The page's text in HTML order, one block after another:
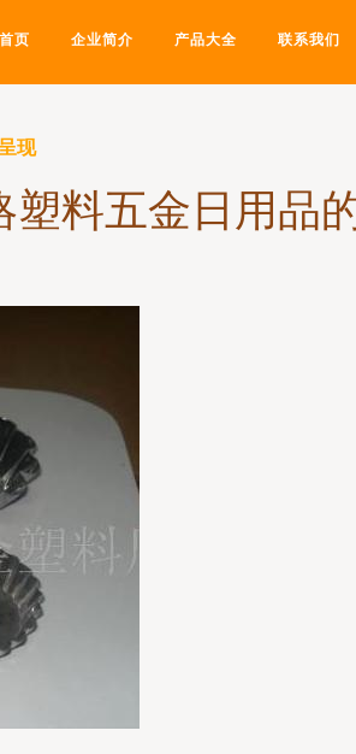
首页 企业简介 产品大全 联系我们
现
料五金日用品